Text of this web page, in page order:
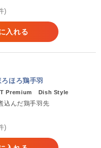
)
入れる
ほろ鶏手羽
Premium Dish Style
込んだ鶏手羽先
)